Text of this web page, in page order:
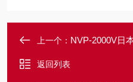
上一个： NVP-2000V日本
返回列表